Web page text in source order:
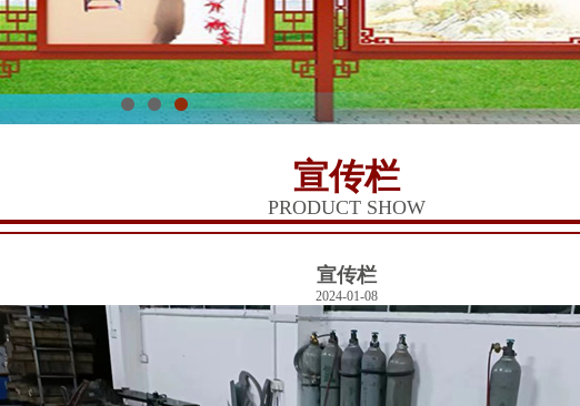
1 2 3
宣传栏
PRODUCT SHOW
宣传栏
2024-01-08